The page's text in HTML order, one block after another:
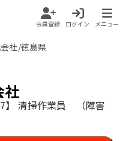
会員登録 ログイン メニュー
社/徳島県
社
清掃作業員 （障害